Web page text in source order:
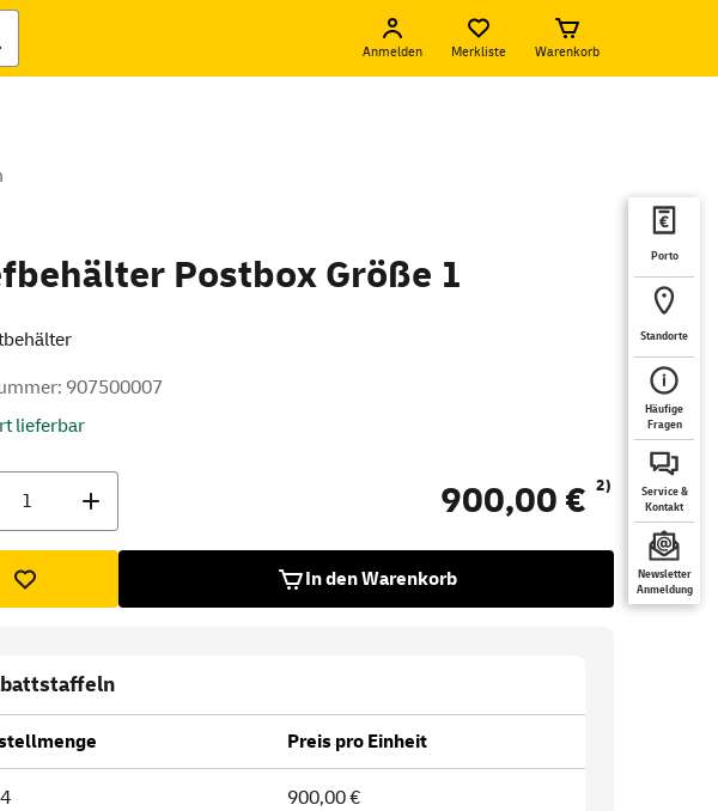
Anmelden Merkliste Warenkorb
Porto
Standorte
Häufige
Fragen
Service &
Kontakt
Newsletter
Anmeldung
Postbox Größe 1
907500007
lieferbar
900,00 € 2)
In den Warenkorb
Preis pro Einheit
900,00 €